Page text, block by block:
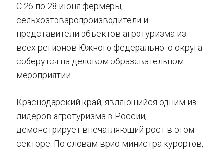
С 26 по 28 июня фермеры,
сельхозтоваропроизводители и
представители объектов агротуризма из
всех регионов Южного федерального округа
соберутся на деловом образовательном
мероприятии.
Краснодарский край, являющийся одним из
лидеров агротуризма в России,
демонстрирует впечатляющий рост в этом
секторе. По словам врио министра курортов,